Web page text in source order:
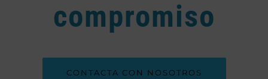
compromiso
CONTACTA CON NOSOTROS